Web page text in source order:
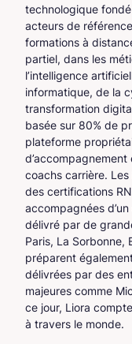
technologique
acteurs de
formations à
partiel, dans les
l’intelligence
informatique, de la
transformation
basée sur 80% de
plateforme
coachs carrière.
des certifications
accompagnées
délivré par de
Paris, La Sorbonne,
préparent
délivrées par des
majeures comme
ce jour, Liora
à travers le monde.